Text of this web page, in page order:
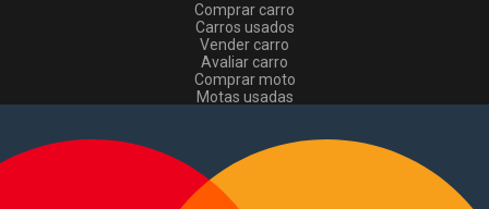
Comprar carro
Carros usados
Vender carro
Avaliar carro
Comprar moto
Motas usadas
Comerciais usados
Vender comerciais
Informações